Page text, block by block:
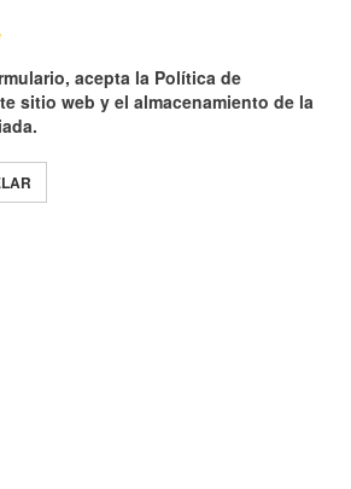
acepta la Política de
sitio web y el almacenamiento de la